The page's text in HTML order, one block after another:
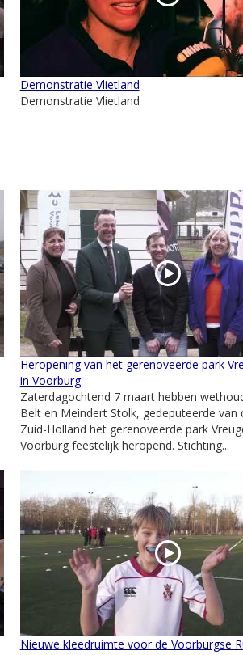
Demonstratie Vlietland
Demonstratie Vlietland
Heropening van het gerenoveerde park
in Voorburg
Zaterdagochtend 7 maart hebben
Belt en Meindert Stolk, gedeputeerde van
Zuid-Holland het gerenoveerde park
Voorburg feestelijk heropend. Stichting...
Nieuwe kleedruimte voor de Voorburgse